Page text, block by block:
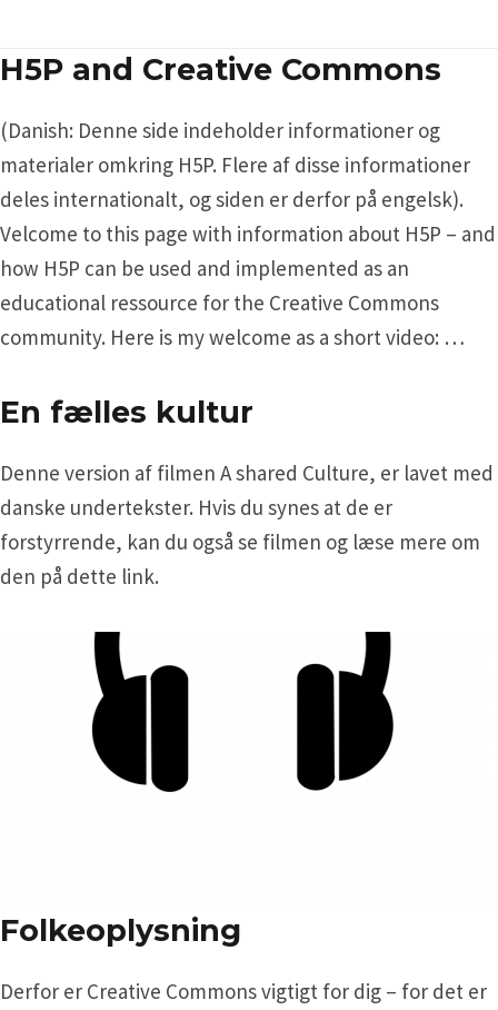
H5P and Creative Commons
(Danish: Denne side indeholder informationer og
materialer omkring H5P. Flere af disse informationer
deles internationalt, og siden er derfor på engelsk).
Velcome to this page with information about H5P – and
how H5P can be used and implemented as an
educational ressource for the Creative Commons
community. Here is my welcome as a short video: …
En fælles kultur
Denne version af filmen A shared Culture, er lavet med
danske undertekster. Hvis du synes at de er
forstyrrende, kan du også se filmen og læse mere om
den på dette link.
Folkeoplysning
Derfor er Creative Commons vigtigt for dig – for det er